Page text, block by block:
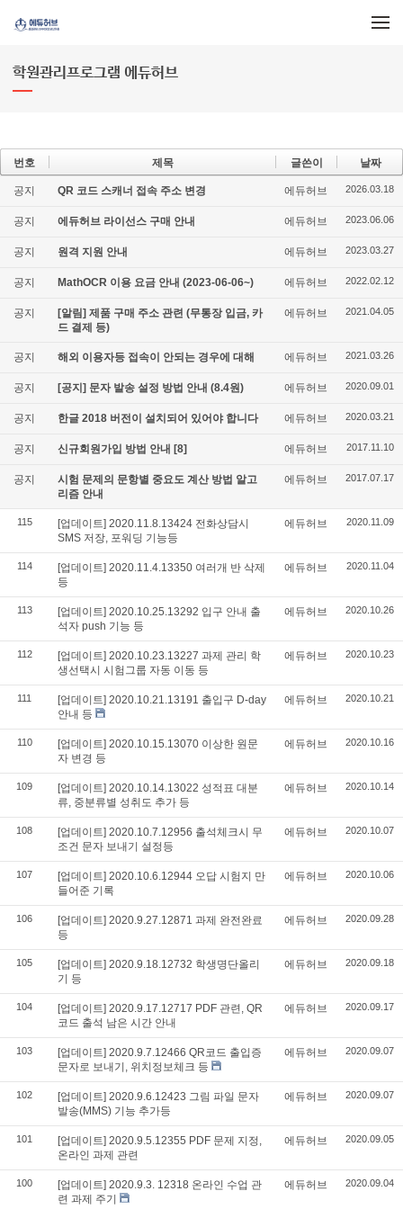
학원관리프로그램 에듀허브
번호 제목 글쓴이 날짜
공지 QR 코드 스캐너 접속 주소 변경 에듀허브 2026.03.18
공지 에듀허브 라이선스 구매 안내 에듀허브 2023.06.06
공지 원격 지원 안내 에듀허브 2023.03.27
공지 MathOCR 이용 요금 안내 (2023-06-06~) 에듀허브 2022.02.12
공지
[알림] 제품 구매 주소 관련 (무통장 입금, 카
드 결제 등)
에듀허브 2021.04.05
공지 해외 이용자등 접속이 안되는 경우에 대해 에듀허브 2021.03.26
공지 [공지] 문자 발송 설정 방법 안내 (8.4원) 에듀허브 2020.09.01
공지 한글 2018 버전이 설치되어 있어야 합니다 에듀허브 2020.03.21
공지 신규회원가입 방법 안내 [8] 에듀허브 2017.11.10
공지
시험 문제의 문항별 중요도 계산 방법 알고
리즘 안내
에듀허브 2017.07.17
115
[업데이트] 2020.11.8.13424 전화상담시
SMS 저장, 포워딩 기능등
에듀허브 2020.11.09
114
[업데이트] 2020.11.4.13350 여러개 반 삭제
등
에듀허브 2020.11.04
113
[업데이트] 2020.10.25.13292 입구 안내 출
석자 push 기능 등
에듀허브 2020.10.26
112
[업데이트] 2020.10.23.13227 과제 관리 학
생선택시 시험그룹 자동 이동 등
에듀허브 2020.10.23
111
[업데이트] 2020.10.21.13191 출입구 D-day
안내 등
에듀허브 2020.10.21
110
[업데이트] 2020.10.15.13070 이상한 원문
자 변경 등
에듀허브 2020.10.16
109
[업데이트] 2020.10.14.13022 성적표 대분
류, 중분류별 성취도 추가 등
에듀허브 2020.10.14
108
[업데이트] 2020.10.7.12956 출석체크시 무
조건 문자 보내기 설정등
에듀허브 2020.10.07
107
[업데이트] 2020.10.6.12944 오답 시험지 만
들어준 기록
에듀허브 2020.10.06
106
[업데이트] 2020.9.27.12871 과제 완전완료
등
에듀허브 2020.09.28
105
[업데이트] 2020.9.18.12732 학생명단올리
기 등
에듀허브 2020.09.18
104
[업데이트] 2020.9.17.12717 PDF 관련, QR
코드 출석 남은 시간 안내
에듀허브 2020.09.17
103
[업데이트] 2020.9.7.12466 QR코드 출입증
문자로 보내기, 위치정보체크 등
에듀허브 2020.09.07
102
[업데이트] 2020.9.6.12423 그림 파일 문자
발송(MMS) 기능 추가등
에듀허브 2020.09.07
101
[업데이트] 2020.9.5.12355 PDF 문제 지정,
온라인 과제 관련
에듀허브 2020.09.05
100
[업데이트] 2020.9.3. 12318 온라인 수업 관
련 과제 주기
에듀허브 2020.09.04